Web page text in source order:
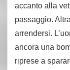
accanto alla
passaggio.
arrendersi.
ancora una
riprese a